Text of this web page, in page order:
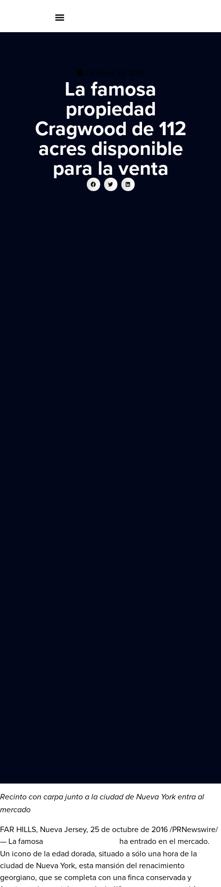
October 25, 2016
La famosa
propiedad
Cragwood de 112
acres disponible
para la venta
Recinto con carpa junto a la ciudad de Nueva Yorkentra al
mercado
FAR HILLS, Nueva Jersey, 25 de octubre de 2016 /PRNewswire/
— La famosa
ha entrado en el mercado.
Un icono de la edad dorada, situado a sólo una hora de la
ciudad de Nueva York, esta mansión del renacimiento
georgiano, que se completa con una finca conservada y